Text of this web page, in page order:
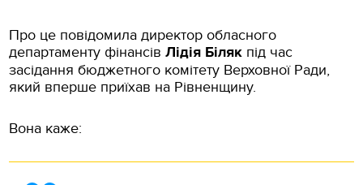
Про це повідомила директор обласного
департаменту фінансівЛідія Біляк під час
засідання бюджетного комітету Верховної Ради,
який вперше приїхав на Рівненщину.
Вона каже: